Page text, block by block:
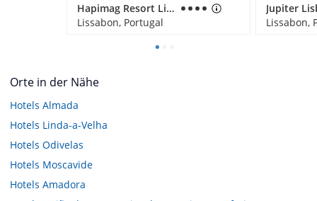
Hapimag Resort Lisbon
Lissabon, Portugal
Jupiter
Lissabon,
Orte in der Nähe
Hotels Almada
Hotels Linda-a-Velha
Hotels Odivelas
Hotels Moscavide
Hotels Amadora